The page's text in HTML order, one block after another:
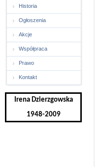
Historia
Ogłoszenia
Akcje
Współpraca
Prawo
Kontakt
Irena Dzierzgowska
1948-2009